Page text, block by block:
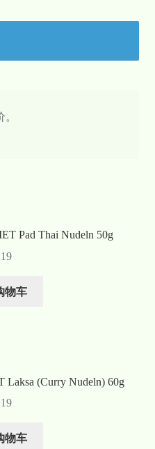
Pad Thai Nudeln 50g
物车
(Curry Nudeln) 60g
物车